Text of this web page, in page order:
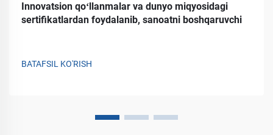
Innovatsion qoʻllanmalar va dunyo miqyosidagi
sertifikatlardan foydalanib, sanoatni boshqaruvchi
BATAFSIL KO'RISH